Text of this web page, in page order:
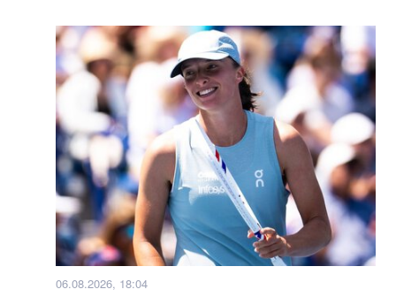
06.08.2026, 18:04